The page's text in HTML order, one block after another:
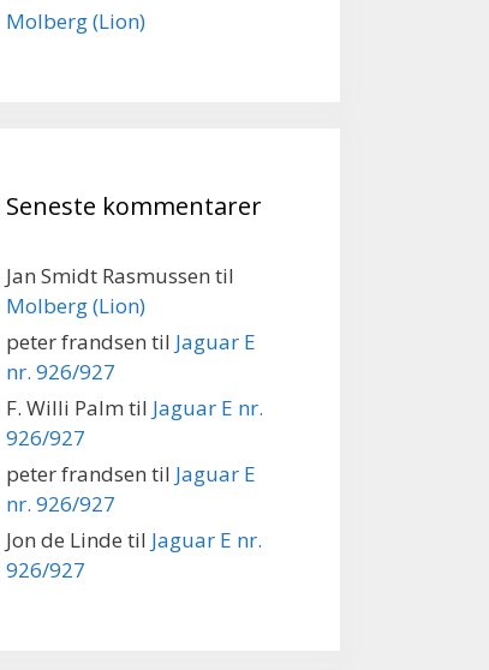
Molberg (Lion)
Seneste kommentarer
Jan Smidt Rasmussen til
Molberg (Lion)
peter frandsen til Jaguar E
nr. 926/927
F. Willi Palm til Jaguar E nr.
926/927
peter frandsen til Jaguar E
nr. 926/927
Jon de Linde til Jaguar E nr.
926/927